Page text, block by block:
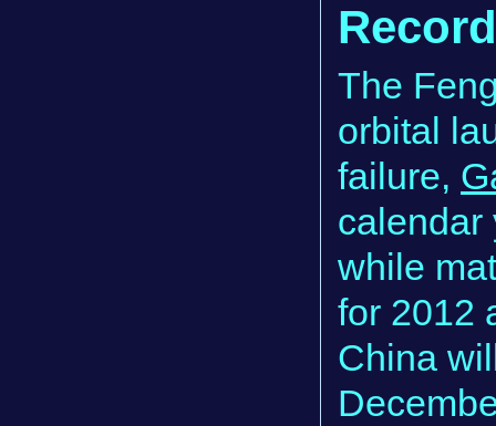
The
orbital
failure,
calendar
while
for 2012
China